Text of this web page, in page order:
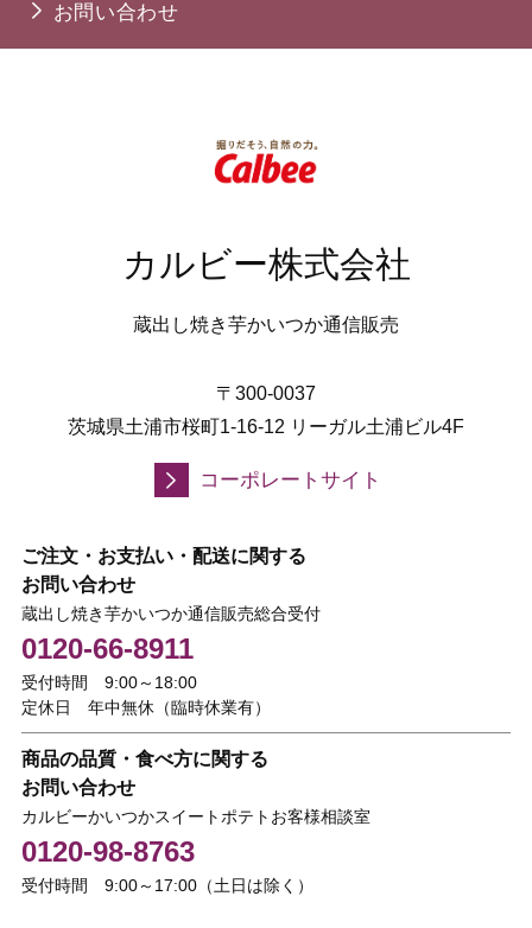
お問い合わせ
カルビー株式会社
蔵出し焼き芋かいつか通信販売
〒300-0037
茨城県土浦市桜町1-16-12 リーガル土浦ビル4F
コーポレートサイト
ご注文・お支払い・配送に関する
お問い合わせ
蔵出し焼き芋かいつか通信販売総合受付
0120-66-8911
受付時間 9:00～18:00
定休日 年中無休（臨時休業有）
商品の品質・食べ方に関する
お問い合わせ
カルビーかいつかスイートポテトお客様相談室
0120-98-8763
受付時間 9:00～17:00（土日は除く）